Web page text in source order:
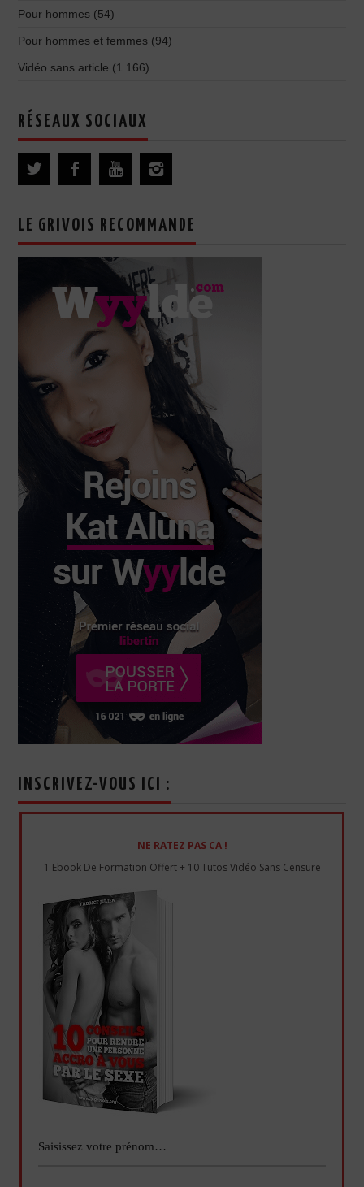
Pour hommes (54)
Pour hommes et femmes (94)
Vidéo sans article (1 166)
RÉSEAUX SOCIAUX
LE GRIVOIS RECOMMANDE
INSCRIVEZ-VOUS ICI :
NE RATEZ PAS CA !
1 Ebook De Formation Offert + 10 Tutos Vidéo Sans Censure